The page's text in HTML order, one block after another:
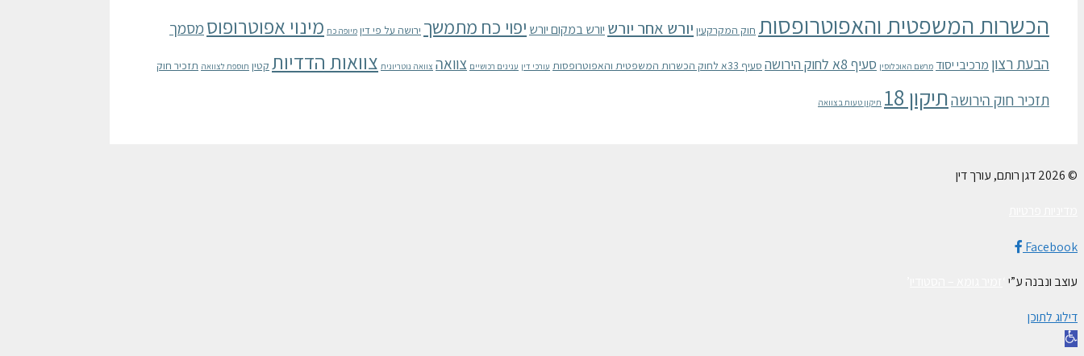
הכשרות המשפטית והאפוטרופסות חוק המקרקעין יורש אחר יורש יורש במקום יורש יפוי כח מתמשך ירושה על פי דין מיופה כח מינוי אפוטרופוס מסמך
הבעת רצון מרכיבי יסוד מרשם האוכלוסין סעיף 8א לחוק הירושה סעיף 33א לחוק הכשרות המשפטית והאפוטרופסות עורכי דין ענינים רכושיים צוואה צוואה נוטריונית צוואות הדדיות קטין תוספת לצוואה תזכיר חוק
תזכיר חוק הירושה תיקון 18 תיקון טעות בצוואה
© 2026 דגן רותם, עורך דין
Facebook
עוצב ונבנה ע”י
דילוג לתוכן
פתח